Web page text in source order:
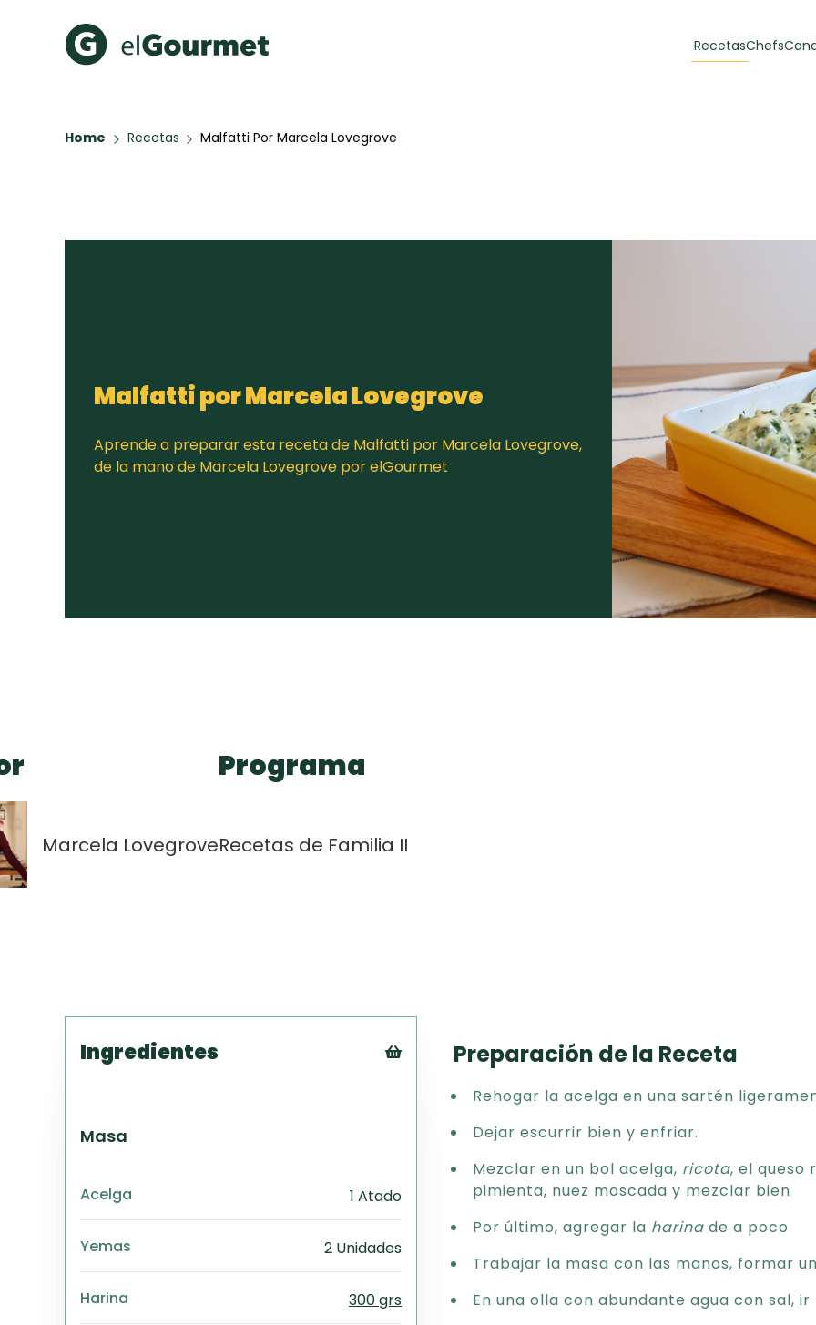
Recetas
Chocolate
60 min
Chefs
Home Recetas Malfatti Por Marcela Lovegrove
Malfatti por Marcela Lovegrove
Aprende a preparar esta receta de Malfatti por Marcela Lovegrove,
de la mano de Marcela Lovegrove por elGourmet
Marcela Lovegrove
Programa
Recetas de Familia II
Ingredientes
Masa
Acelga 1 Atado
Yemas 2 Unidades
Harina 300 grs
Preparación de la Receta
Rehogar la acelga en una sartén
Dejar escurrir bien y enfriar.
Mezclar en un bol acelga, ricota, el queso
pimienta, nuez moscada y mezclar bien
Por último, agregar la harina de a poco
Trabajar la masa con las manos, formar
En una olla con abundante agua con sal,